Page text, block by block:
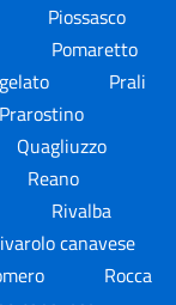
Piossasco
Pomaretto
Prali
Prarostino
Quagliuzzo
Reano
Rivalba
canavese
Rocca